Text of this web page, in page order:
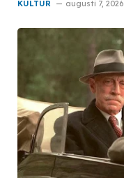
KULTUR augusti 7, 2026